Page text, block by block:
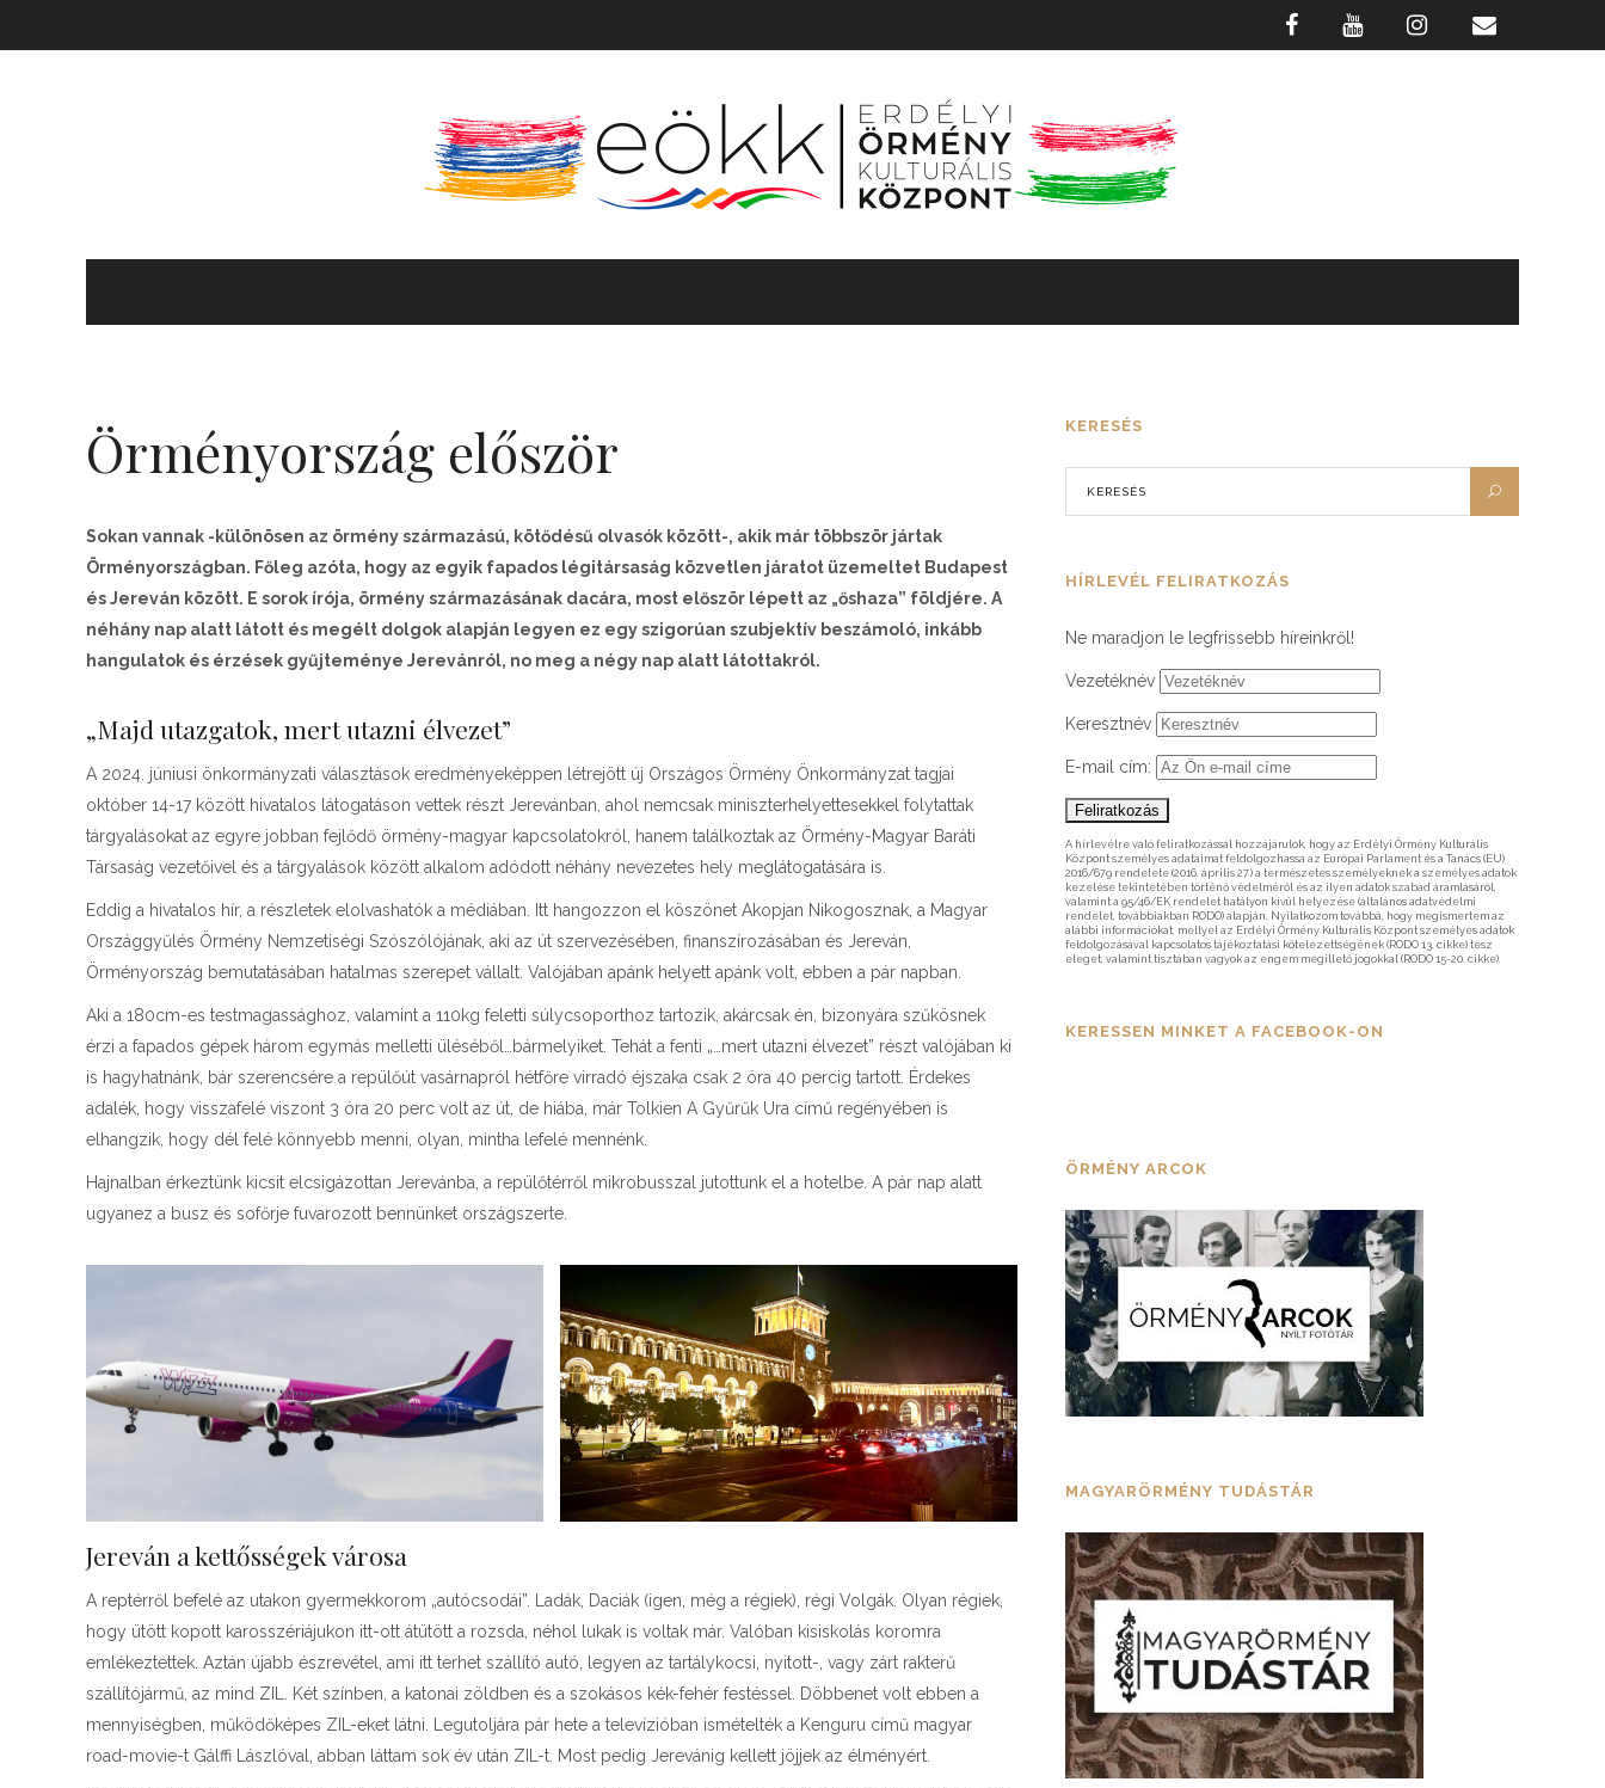
Örményország először
Sokan vannak -különösen az örmény származású, kötődésű olvasók között-, akik már többször jártak
Örményországban. Főleg azóta, hogy az egyik fapados légitársaság közvetlen járatot üzemeltet Budapest
és Jereván között. E sorok írója, örmény származásának dacára, most először lépett az „őshaza” földjére. A
néhány nap alatt látott és megélt dolgok alapján legyen ez egy szigorúan szubjektív beszámoló, inkább
hangulatok és érzések gyűjteménye Jerevánról, no meg a négy nap alatt látottakról.
„Majd utazgatok, mert utazni élvezet”
A 2024. júniusi önkormányzati választások eredményeképpen létrejött új Országos Örmény Önkormányzat tagjai
október 14-17 között hivatalos látogatáson vettek részt Jerevánban, ahol nemcsak miniszterhelyettesekkel folytattak
tárgyalásokat az egyre jobban fejlődő örmény-magyar kapcsolatokról, hanem találkoztak az Örmény-Magyar Baráti
Társaság vezetőivel és a tárgyalások között alkalom adódott néhány nevezetes hely meglátogatására is.
Eddig a hivatalos hír, a részletek elolvashatók a médiában. Itt hangozzon el köszönet Akopjan Nikogosznak, a Magyar
Országgyűlés Örmény Nemzetiségi Szószólójának, aki az út szervezésében, finanszírozásában és Jereván,
Örményország bemutatásában hatalmas szerepet vállalt. Valójában apánk helyett apánk volt, ebben a pár napban.
Aki a 180cm-es testmagassághoz, valamint a 110kg feletti súlycsoporthoz tartozik, akárcsak én, bizonyára szűkösnek
érzi a fapados gépek három egymás melletti üléséből…bármelyiket. Tehát a fenti „…mert utazni élvezet” részt valójában ki
is hagyhatnánk, bár szerencsére a repülőút vasárnapról hétfőre virradó éjszaka csak 2 óra 40 percig tartott. Érdekes
adalék, hogy visszafelé viszont 3 óra 20 perc volt az út, de hiába, már Tolkien A Gyűrűk Ura című regényében is
elhangzik, hogy dél felé könnyebb menni, olyan, mintha lefelé mennénk.
Hajnalban érkeztünk kicsit elcsigázottan Jerevánba, a repülőtérről mikrobusszal jutottunk el a hotelbe. A pár nap alatt
ugyanez a busz és sofőrje fuvarozott bennünket országszerte.
Jereván a kettősségek városa
A reptérről befelé az utakon gyermekkorom „autócsodái”. Ladák, Daciák (igen, még a régiek), régi Volgák. Olyan régiek,
hogy ütött kopott karosszériájukon itt-ott átütött a rozsda, néhol lukak is voltak már. Valóban kisiskolás koromra
emlékeztettek. Aztán újabb észrevétel, ami itt terhet szállító autó, legyen az tartálykocsi, nyitott-, vagy zárt rakterű
szállítójármű, az mind ZIL. Két színben, a katonai zöldben és a szokásos kék-fehér festéssel. Döbbenet volt ebben a
mennyiségben, működőképes ZIL-eket látni. Legutoljára pár hete a televízióban ismételték a Kenguru című magyar
road-movie-t Gálffi Lászlóval, abban láttam sok év után ZIL-t. Most pedig Jerevánig kellett jöjjek az élményért.
KERESÉS
HÍRLEVÉL FELIRATKOZÁS
Ne maradjon le legfrissebb híreinkről!
Vezetéknév
Keresztnév
E-mail cím:
A hírlevélre való feliratkozással hozzájárulok, hogy az Erdélyi Örmény Kulturális
Központ személyes adataimat feldolgozhassa az Európai Parlament és a Tanács (EU)
2016/679 rendelete (2016. április 27.) a természetes személyeknek a személyes adatok
kezelése tekintetében történő védelméről és az ilyen adatok szabad áramlásáról,
valamint a 95/46/EK rendelet hatályon kívül helyezése (általános adatvédelmi
rendelet, továbbiakban RODO) alapján. Nyilatkozom továbbá, hogy megismertem az
alábbi információkat, mellyel az Erdélyi Örmény Kulturális Központ személyes adatok
feldolgozásával kapcsolatos tájékoztatási kötelezettségének (RODO 13. cikke) tesz
eleget, valamint tisztában vagyok az engem megillető jogokkal (RODO 15-20. cikke).
KERESSEN MINKET A FACEBOOK-ON
ÖRMÉNY ARCOK
MAGYARÖRMÉNY TUDÁSTÁR